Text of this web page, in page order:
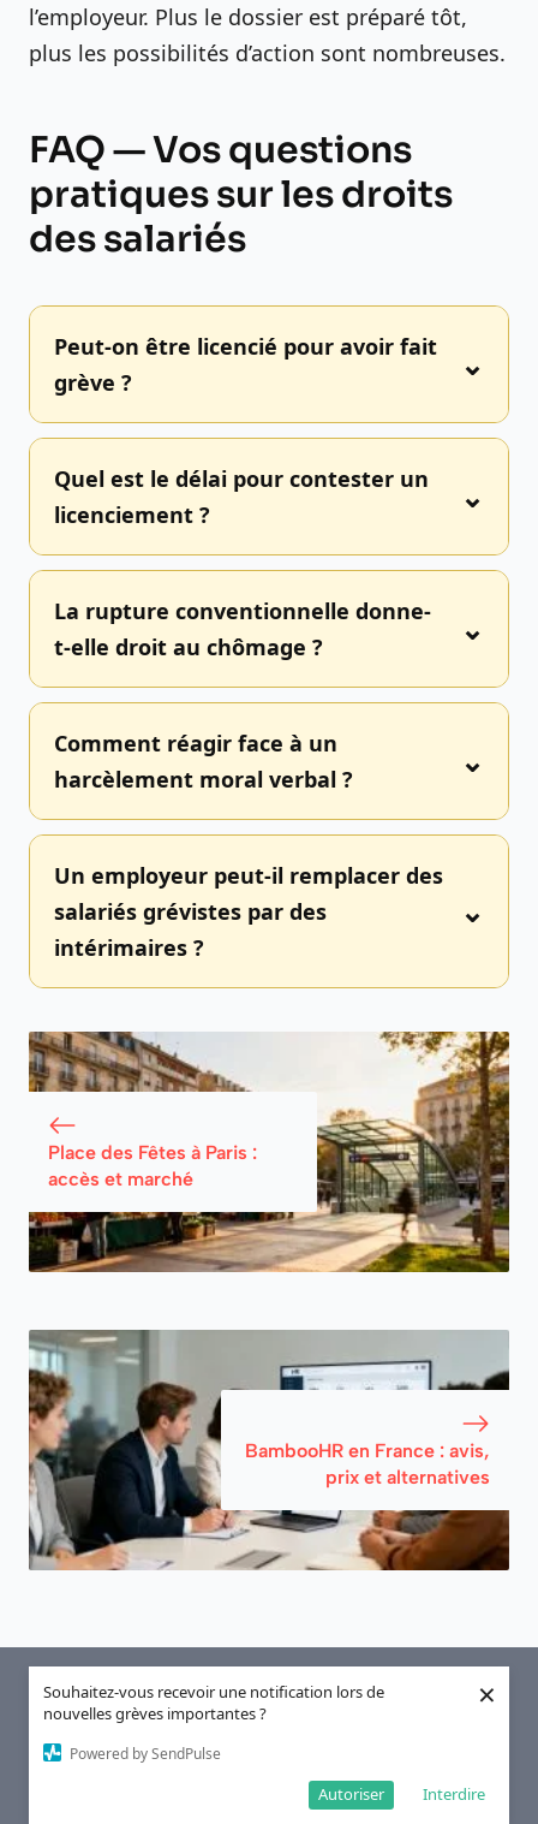
Souhaitez-vous recevoir une notification lors de
nouvelles grèves importantes ?
Powered by SendPulse
Interdire
Autoriser
×
l’employeur. Plus le dossier est préparé tôt,
plus les possibilités d’action sont nombreuses.
FAQ — Vos questions
pratiques sur les droits
des salariés
Peut-on être licencié pour avoir fait
grève ?
Quel est le délai pour contester un
licenciement ?
La rupture conventionnelle donne-
t-elle droit au chômage ?
Comment réagir face à un
harcèlement moral verbal ?
Un employeur peut-il remplacer des
salariés grévistes par des
intérimaires ?
Place des Fêtes à Paris :
accès et marché
BambooHR en France : avis,
prix et alternatives